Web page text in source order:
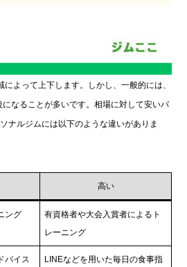
よって上下します。しかし、一般的には、
なることが多いです。相場に対して安いパ
ナルジムには以下のような違いがありま
高い
ング
有資格者や大会入賞者によるト
レーニング
バイス
LINEなどを用いた毎日の食事指